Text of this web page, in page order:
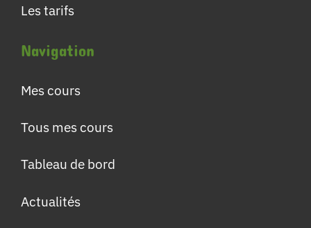
Les tarifs
Navigation
Mes cours
Tous mes cours
Tableau de bord
Actualités